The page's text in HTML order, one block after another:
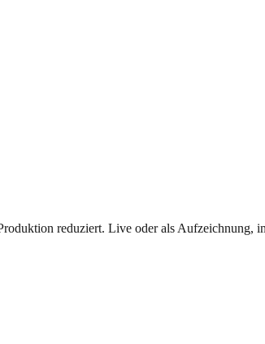
reduziert. Live oder als Aufzeichnung,